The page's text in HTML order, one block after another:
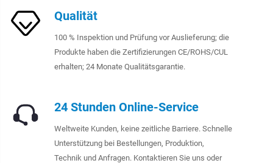
Qualität
100 % Inspektion und Prüfung vor Auslieferung; die
Produkte haben die Zertifizierungen CE/ROHS/CUL
erhalten; 24 Monate Qualitätsgarantie.
24 Stunden Online-Service
Weltweite Kunden, keine zeitliche Barriere. Schnelle
Unterstützung bei Bestellungen, Produktion,
Technik und Anfragen. Kontaktieren Sie uns oder